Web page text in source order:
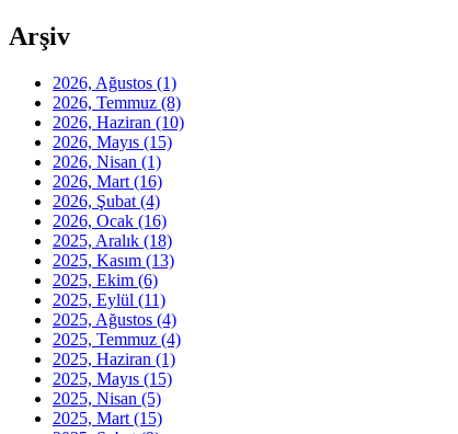
Arşiv
2026, Ağustos (1)
2026, Temmuz (8)
2026, Haziran (10)
2026, Mayıs (15)
2026, Nisan (1)
2026, Mart (16)
2026, Şubat (4)
2026, Ocak (16)
2025, Aralık (18)
2025, Kasım (13)
2025, Ekim (6)
2025, Eylül (11)
2025, Ağustos (4)
2025, Temmuz (4)
2025, Haziran (1)
2025, Mayıs (15)
2025, Nisan (5)
2025, Mart (15)